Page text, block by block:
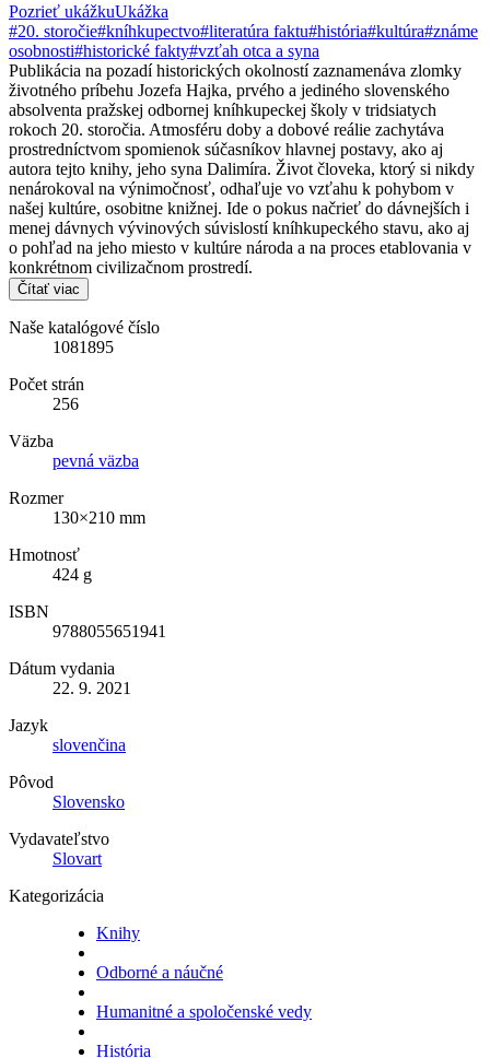
Pozrieť ukážkuUkážka
#20. storočie#kníhkupectvo#literatúra faktu#história#kultúra#známe
osobnosti#historické fakty#vzťah otca a syna
Publikácia na pozadí historických okolností zaznamenáva zlomky
životného príbehu Jozefa Hajka, prvého a jediného slovenského
absolventa pražskej odbornej kníhkupeckej školy v tridsiatych
rokoch 20. storočia. Atmosféru doby a dobové reálie zachytáva
prostredníctvom spomienok súčasníkov hlavnej postavy, ako aj
autora tejto knihy, jeho syna Dalimíra. Život človeka, ktorý si nikdy
nenárokoval na výnimočnosť, odhaľuje vo vzťahu k pohybom v
našej kultúre, osobitne knižnej. Ide o pokus načrieť do dávnejších i
menej dávnych vývinových súvislostí kníhkupeckého stavu, ako aj
o pohľad na jeho miesto v kultúre národa a na proces etablovania v
konkrétnom civilizačnom prostredí.
Čítať viac
Naše katalógové číslo
1081895
Počet strán
256
Väzba
pevná väzba
Rozmer
130×210 mm
Hmotnosť
424 g
ISBN
9788055651941
Dátum vydania
22. 9. 2021
Jazyk
slovenčina
Pôvod
Slovensko
Vydavateľstvo
Slovart
Kategorizácia
Knihy
Odborné a náučné
Humanitné a spoločenské vedy
História